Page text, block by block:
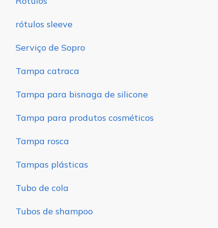
rótulos sleeve
Serviço de Sopro
Tampa catraca
Tampa para bisnaga de silicone
Tampa para produtos cosméticos
Tampa rosca
Tampas plásticas
Tubo de cola
Tubos de shampoo